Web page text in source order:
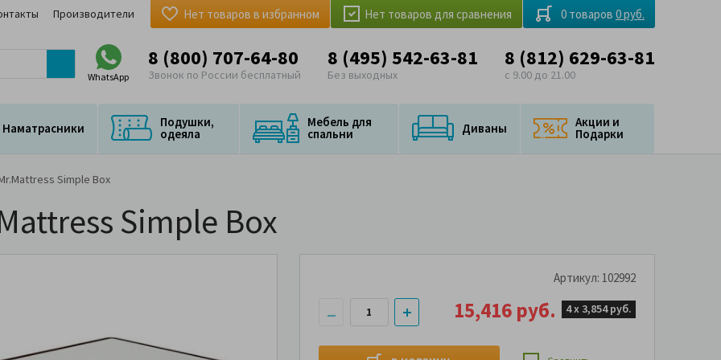
Производители Нет товаров для сравнения
Нет товаров в избранном 0 товаров 0 руб.
WhatsApp
8 (800) 707-64-80
Звонок по России бесплатный
8 (495) 542-63-81
Без выходных
8 (812) 629-63-81
с 9.00 до 21.00
Наматрасники Подушки,
одеяла
Мебель для
спальни Диваны Акции и
Подарки
Simple Box
Simple Box
Артикул: 102992
15,416 руб. 4 х 3,854 руб.